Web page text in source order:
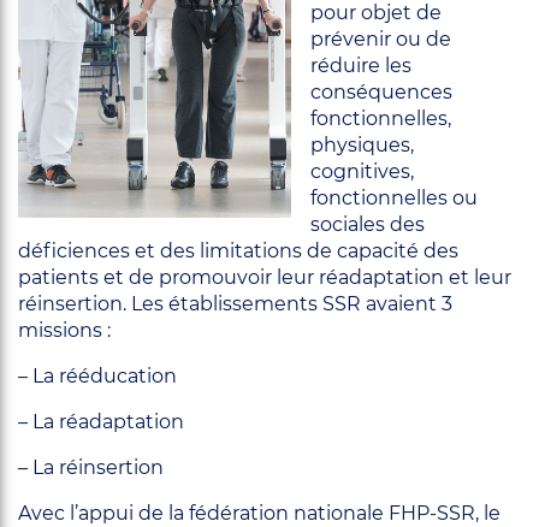
pour objet de
prévenir ou de
réduire les
conséquences
fonctionnelles,
physiques,
cognitives,
fonctionnelles ou
sociales des
déficiences et des limitations de capacité des
patients et de promouvoir leur réadaptation et leur
réinsertion. Les établissements SSR avaient 3
missions :
– La rééducation
– La réadaptation
– La réinsertion
Avec l’appui de la fédération nationale FHP-SSR, le